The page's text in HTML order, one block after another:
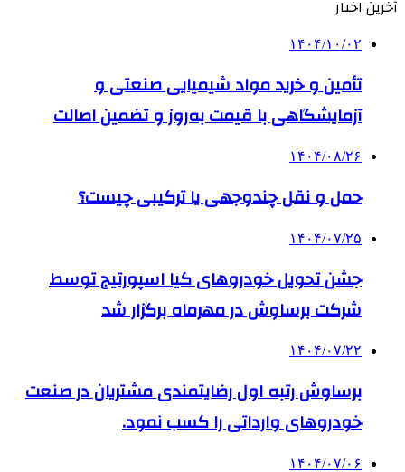
آخرین اخبار
۱۴۰۴/۱۰/۰۲
تأمین و خرید مواد شیمیایی صنعتی و
آزمایشگاهی با قیمت به‌روز و تضمین اصالت
۱۴۰۴/۰۸/۲۶
حمل و نقل چندوجهی یا ترکیبی چیست؟
۱۴۰۴/۰۷/۲۵
جشن تحویل خودروهای کیا اسپورتیج توسط
شرکت برساوش در مهرماه برگزار شد
۱۴۰۴/۰۷/۲۲
برساوش رتبه اول رضایتمندی مشتریان در صنعت
خودروهای وارداتی را کسب نمود.
۱۴۰۴/۰۷/۰۶